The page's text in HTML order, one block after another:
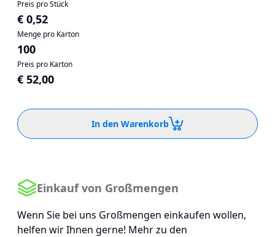
Preis pro Stück
€ 0,52
Menge pro Karton
100
Preis pro Karton
€ 52,00
In den Warenkorb
Einkauf von Großmengen
Wenn Sie bei uns Großmengen einkaufen wollen,
helfen wir Ihnen gerne! Mehr zu den